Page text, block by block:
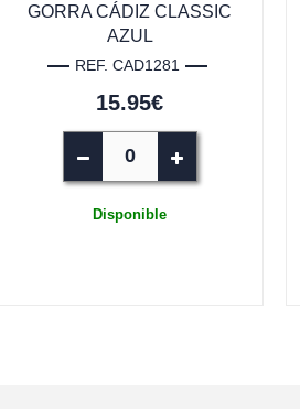
GORRA CÁDIZ CLASSIC
AZUL
REF. CAD1281
15.95€
Disponible